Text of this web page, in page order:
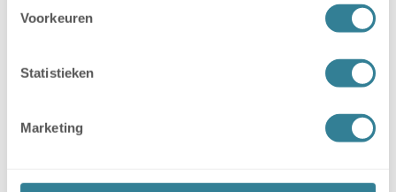
Voorkeuren
Statistieken
Marketing
Mooie stalling en een zeer vriendelijk